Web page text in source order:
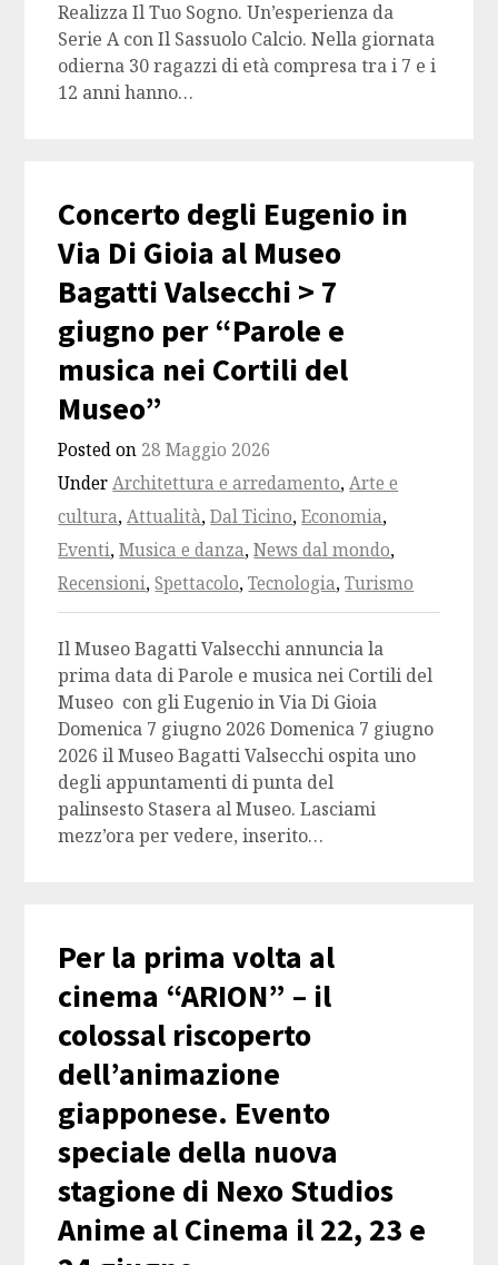
Realizza Il Tuo Sogno. Un’esperienza da
Serie A con Il Sassuolo Calcio. Nella giornata
odierna 30 ragazzi di età compresa tra i 7 e i
12 anni hanno…
Concerto degli Eugenio in
Via Di Gioia al Museo
Bagatti Valsecchi > 7
giugno per “Parole e
musica nei Cortili del
Museo”
Posted on 28 Maggio 2026
UnderArchitettura e arredamento,Arte e
cultura,Attualità,Dal Ticino,Economia,
Eventi,Musica e danza,News dal mondo,
Recensioni,Spettacolo,Tecnologia,Turismo
Il Museo Bagatti Valsecchi annuncia la
prima data di Parole e musica nei Cortili del
Museo con gli Eugenio in Via Di Gioia
Domenica 7 giugno 2026 Domenica 7 giugno
2026 il Museo Bagatti Valsecchi ospita uno
degli appuntamenti di punta del
palinsesto Stasera al Museo. Lasciami
mezz’ora per vedere, inserito…
Per la prima volta al
cinema “ARION” – il
colossal riscoperto
dell’animazione
giapponese. Evento
speciale della nuova
stagione di Nexo Studios
Anime al Cinema il 22, 23 e